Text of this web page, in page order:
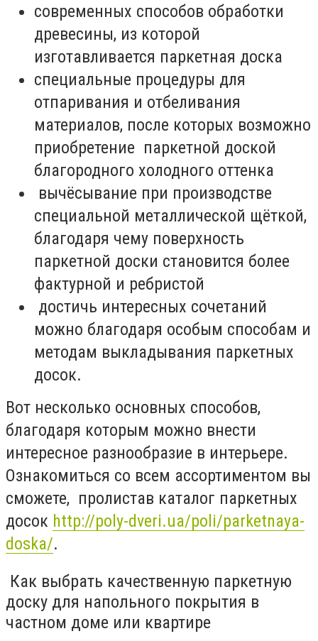
современных способов обработки
древесины, из которой
изготавливается паркетная доска
специальные процедуры для
отпаривания и отбеливания
материалов, после которых возможно
приобретение паркетной доской
благородного холодного оттенка
вычёсывание при производстве
специальной металлической щёткой,
благодаря чему поверхность
паркетной доски становится более
фактурной и ребристой
достичь интересных сочетаний
можно благодаря особым способам и
методам выкладывания паркетных
досок.
Вот несколько основных способов,
благодаря которым можно внести
интересное разнообразие в интерьере.
Ознакомиться со всем ассортиментом вы
сможете, пролистав каталог паркетных
досок http://poly-dveri.ua/poli/parketnaya-
doska/.
Как выбрать качественную паркетную
доску для напольного покрытия в
частном доме или квартире